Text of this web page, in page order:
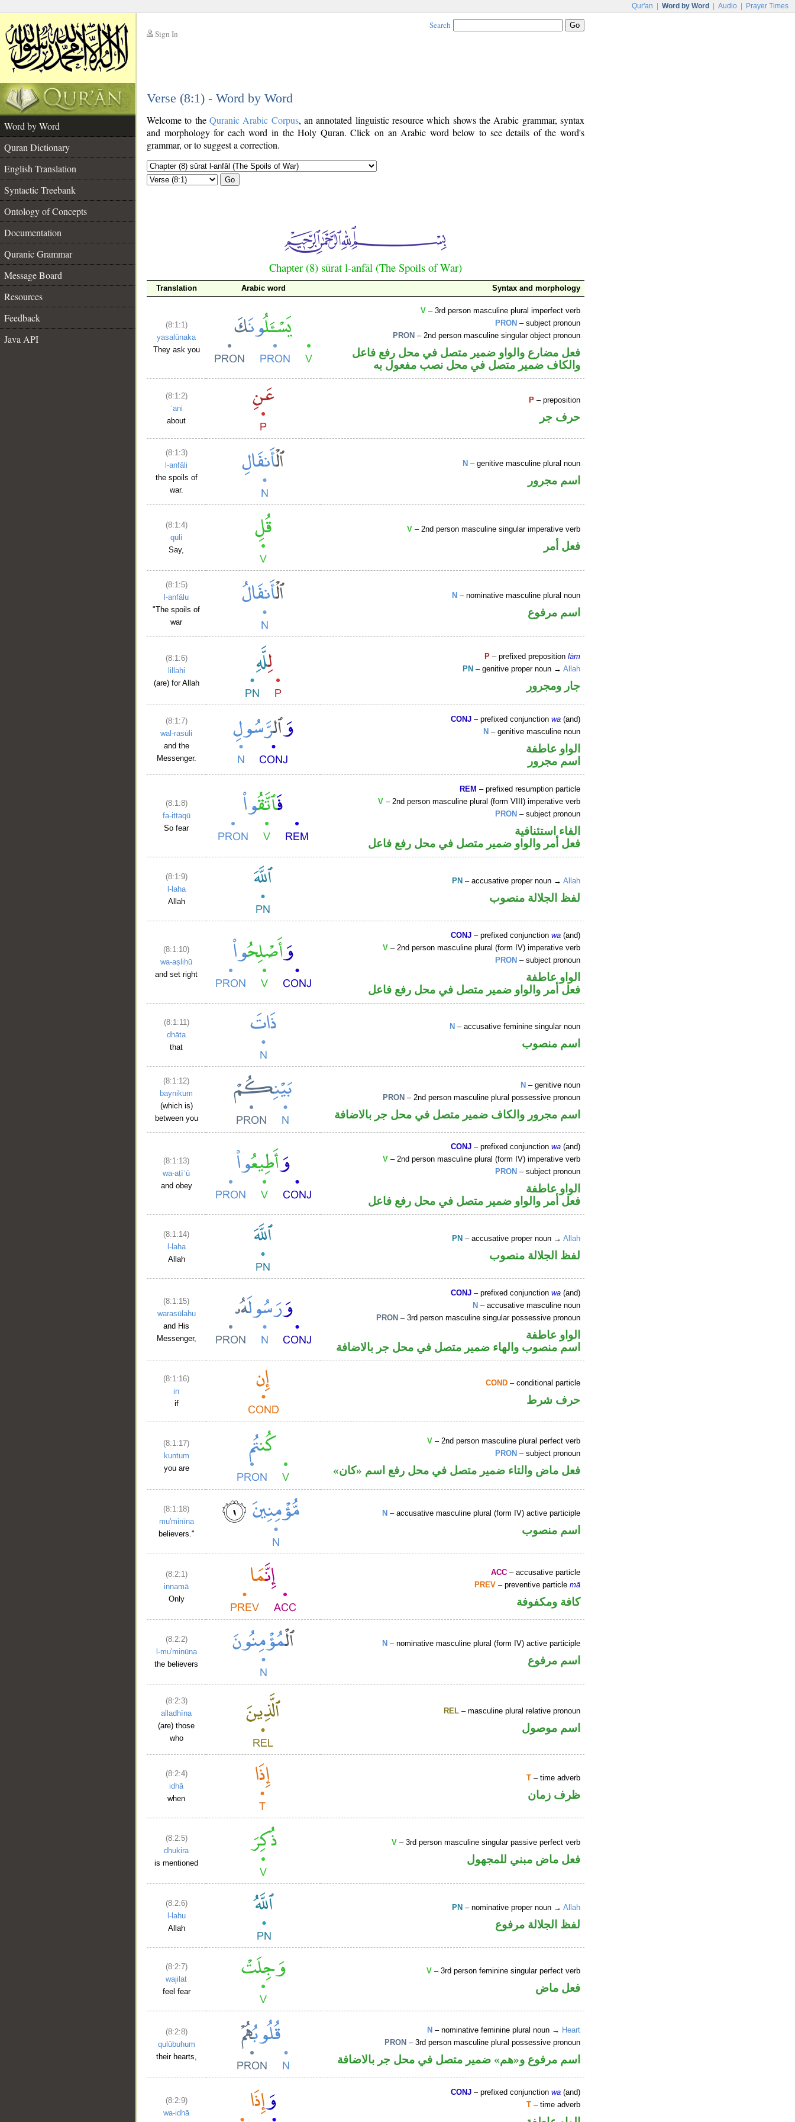
Qur'an Word by Word Audio Prayer Times
Sign In
Search
Verse (8:1) - Word by Word
Word by Word
Quran Dictionary
English Translation
Syntactic Treebank
Ontology of Concepts
Documentation
Quranic Grammar
Message Board
Resources
Feedback
Java API
Welcome to the Quranic Arabic Corpus, an annotated linguistic resource which shows the Arabic grammar, syntax
and morphology for each word in the Holy Quran. Click on an Arabic word below to see details of the word's
grammar, or to suggest a correction.
Go
Chapter (8) sūrat l-anfāl (The Spoils of War)
Translation Arabic word Syntax and morphology
(8:1:1)
yasalūnaka
They ask you
V – 3rd person masculine plural imperfect verb
PRON – subject pronoun
PRON – 2nd person masculine singular object pronoun
فعل مضارع والواو ضمير متصل في محل رفع فاعل
والكاف ضمير متصل في محل نصب مفعول به
(8:1:2)
ʿani
about
P – preposition
حرف جر
(8:1:3)
l-anfāli
the spoils of
war.
N – genitive masculine plural noun
اسم مجرور
(8:1:4)
quli
Say,
V – 2nd person masculine singular imperative verb
فعل أمر
(8:1:5)
l-anfālu
"The spoils of
war
N – nominative masculine plural noun
اسم مرفوع
(8:1:6)
lillahi
(are) for Allah
P – prefixed prepositionlām
PN – genitive proper noun →Allah
جار ومجرور
(8:1:7)
wal-rasūli
and the
Messenger.
CONJ – prefixed conjunctionwa (and)
N – genitive masculine noun
الواو عاطفة
اسم مجرور
(8:1:8)
fa-ittaqū
So fear
REM – prefixed resumption particle
V – 2nd person masculine plural (form VIII) imperative verb
PRON – subject pronoun
الفاء استئنافية
فعل أمر والواو ضمير متصل في محل رفع فاعل
(8:1:9)
l-laha
Allah
PN – accusative proper noun →Allah
لفظ الجلالة منصوب
(8:1:10)
wa-aṣliḥū
and set right
CONJ – prefixed conjunctionwa (and)
V – 2nd person masculine plural (form IV) imperative verb
PRON – subject pronoun
الواو عاطفة
فعل أمر والواو ضمير متصل في محل رفع فاعل
(8:1:11)
dhāta
that
N – accusative feminine singular noun
اسم منصوب
(8:1:12)
baynikum
(which is)
between you
N – genitive noun
PRON – 2nd person masculine plural possessive pronoun
اسم مجرور والكاف ضمير متصل في محل جر بالاضافة
(8:1:13)
wa-aṭīʿū
and obey
CONJ – prefixed conjunctionwa (and)
V – 2nd person masculine plural (form IV) imperative verb
PRON – subject pronoun
الواو عاطفة
فعل أمر والواو ضمير متصل في محل رفع فاعل
(8:1:14)
l-laha
Allah
PN – accusative proper noun →Allah
لفظ الجلالة منصوب
(8:1:15)
warasūlahu
and His
Messenger,
CONJ – prefixed conjunctionwa (and)
N – accusative masculine noun
PRON – 3rd person masculine singular possessive pronoun
الواو عاطفة
اسم منصوب والهاء ضمير متصل في محل جر بالاضافة
(8:1:16)
in
if
COND – conditional particle
حرف شرط
(8:1:17)
kuntum
you are
V – 2nd person masculine plural perfect verb
PRON – subject pronoun
فعل ماض والتاء ضمير متصل في محل رفع اسم «كان»
(8:1:18)
mu'minīna
believers."
N – accusative masculine plural (form IV) active participle
اسم منصوب
(8:2:1)
innamā
Only
ACC – accusative particle
PREV – preventive particlemā
كافة ومكفوفة
(8:2:2)
l-mu'minūna
the believers
N – nominative masculine plural (form IV) active participle
اسم مرفوع
(8:2:3)
alladhīna
(are) those
who
REL – masculine plural relative pronoun
اسم موصول
(8:2:4)
idhā
when
T – time adverb
ظرف زمان
(8:2:5)
dhukira
is mentioned
V – 3rd person masculine singular passive perfect verb
فعل ماض مبني للمجهول
(8:2:6)
l-lahu
Allah
PN – nominative proper noun →Allah
لفظ الجلالة مرفوع
(8:2:7)
wajilat
feel fear
V – 3rd person feminine singular perfect verb
فعل ماض
(8:2:8)
qulūbuhum
their hearts,
N – nominative feminine plural noun → Heart
PRON – 3rd person masculine plural possessive pronoun
اسم مرفوع و«هم» ضمير متصل في محل جر بالاضافة
(8:2:9)
wa-idhā
CONJ – prefixed conjunctionwa (and)
T – time adverb